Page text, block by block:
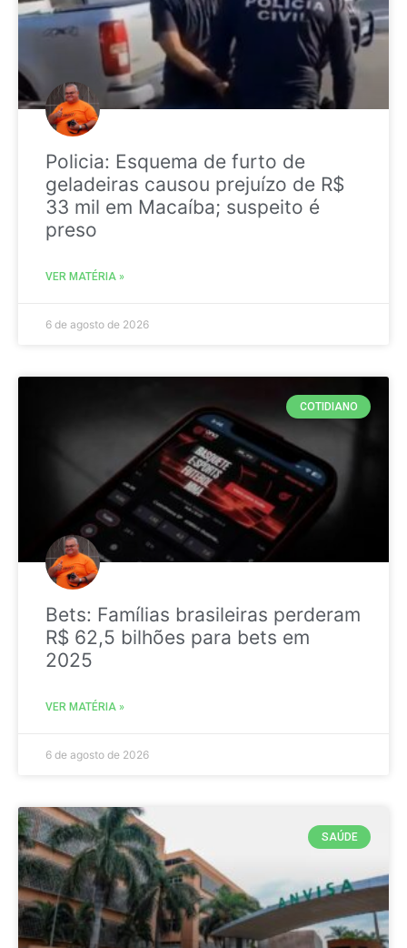
Policia: Esquema de furto de
geladeiras causou prejuízo de R$
33 mil em Macaíba; suspeito é
preso
VER MATÉRIA »
6 de agosto de 2026
COTIDIANO
Bets: Famílias brasileiras perderam
R$ 62,5 bilhões para bets em
2025
VER MATÉRIA »
6 de agosto de 2026
SAÚDE